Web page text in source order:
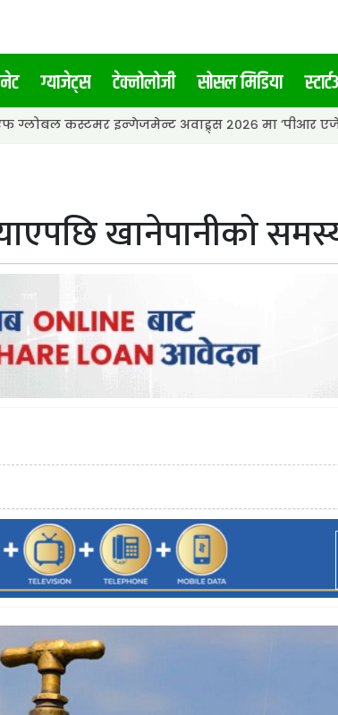
ग्याजेट्स टेक्नोलोजी सोसल मिडिया
इन्गेजमेन्ट अवाड्र्स २०२६ मा ‘पीआर एजेन्सी अफ द इयर’
खानेपानीको